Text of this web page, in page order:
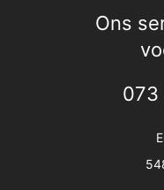
Ons
073